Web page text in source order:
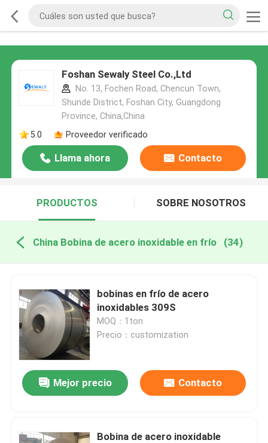
Foshan Sewaly Steel Co.,Ltd
No. 13, Fochen Road, Chencun Town,
Shunde District, Foshan City, Guangdong
Province, China,China
5.0
Proveedor verificado
Llama ahora Contacto
PRODUCTOS SOBRE NOSOTROS
China Bobina de acero inoxidable en frío (34)
bobinas en frío de acero
inoxidables 309S
MOQ：1ton
Precio：customization
Mejor precio Contacto
Bobina de acero inoxidable